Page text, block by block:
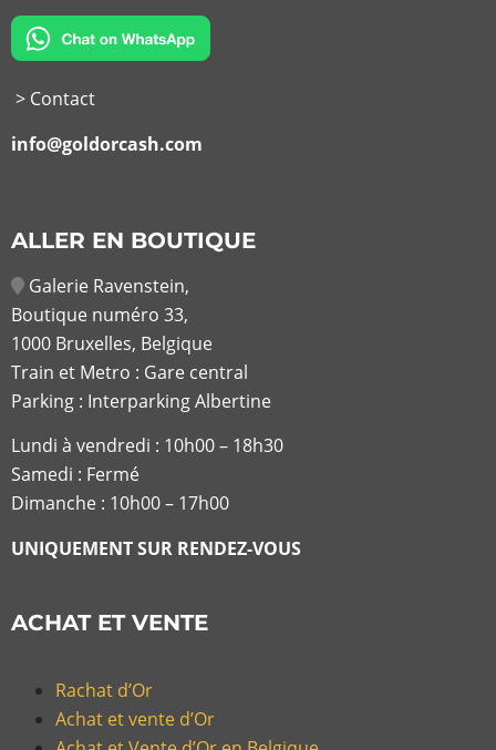
> Contact
info@goldorcash.com
ALLER EN BOUTIQUE
Galerie Ravenstein,
Boutique numéro 33,
1000 Bruxelles, Belgique
Train et Metro : Gare central
Parking : Interparking Albertine
Lundi à vendredi : 10h00 – 18h30
Samedi : Fermé
Dimanche : 10h00 – 17h00
UNIQUEMENT SUR RENDEZ-VOUS
ACHAT ET VENTE
Rachat d’Or
Achat et vente d’Or